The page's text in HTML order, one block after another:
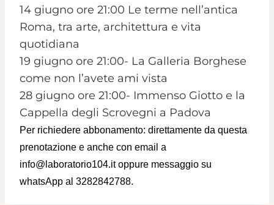
14 giugno ore 21:00 Le terme nell’antica
Roma, tra arte, architettura e vita
quotidiana
19 giugno ore 21:00- La Galleria Borghese
come non l’avete ami vista
28 giugno ore 21:00- Immenso Giotto e la
Cappella degli Scrovegni a Padova
Per richiedere abbonamento: direttamente da questa
prenotazione e anche con email a
info@laboratorio104.it oppure messaggio su
whatsApp al 3282842788.